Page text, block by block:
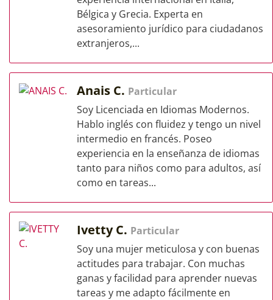
Bélgica y Grecia. Experta en
asesoramiento jurídico para ciudadanos
extranjeros,...
Anais C. Particular
Soy Licenciada en Idiomas Modernos.
Hablo inglés con fluidez y tengo un nivel
intermedio en francés. Poseo
experiencia en la enseñanza de idiomas
tanto para niños como para adultos, así
como en tareas...
Ivetty C. Particular
Soy una mujer meticulosa y con buenas
actitudes para trabajar. Con muchas
ganas y facilidad para aprender nuevas
tareas y me adapto fácilmente en